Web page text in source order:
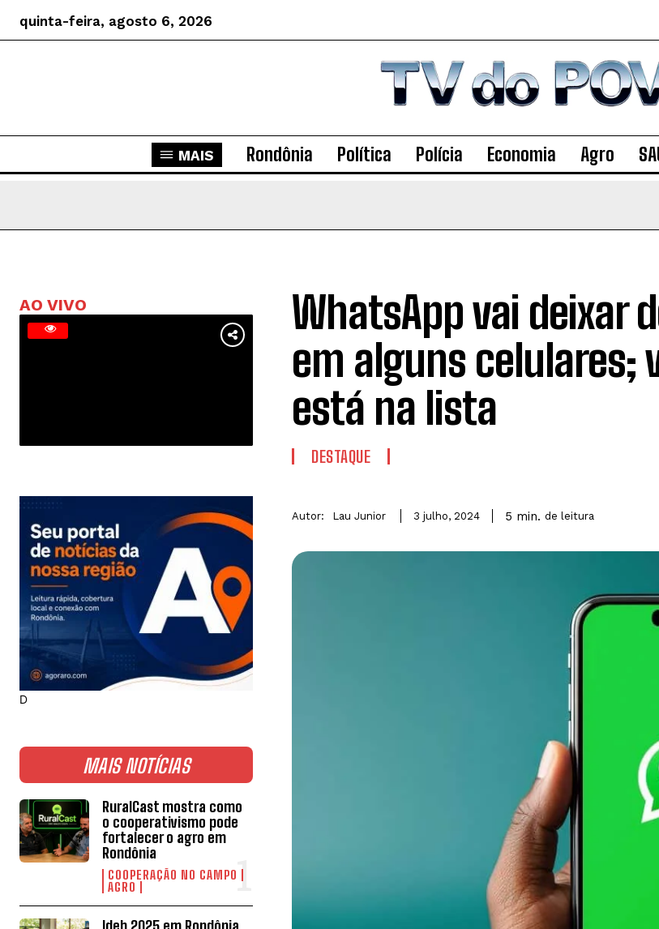
quinta-feira, agosto 6, 2026
MAIS Rondônia Política Polícia Economia Agro
AO VIVO
D
MAIS NOTÍCIAS
RuralCast mostra como
o cooperativismo pode
fortalecer o agro em
Rondônia
COOPERAÇÃO NO CAMPO
AGRO
WhatsApp vai deixar
em alguns celulares;
está na lista
DESTAQUE
Autor: Lau Junior 3 julho, 2024 5 min. de leitura